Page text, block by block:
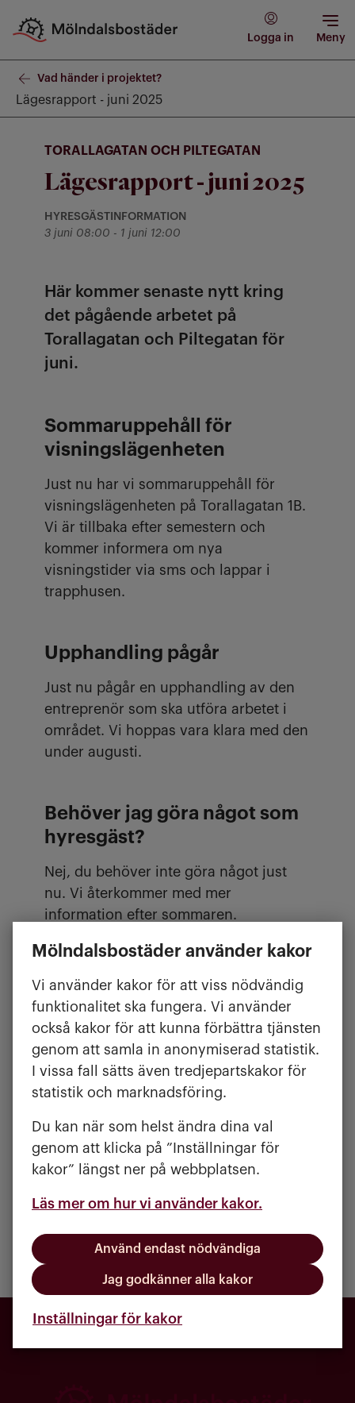
Mölndalsbostäder använder kakor
Vi använder kakor för att viss nödvändig
funktionalitet ska fungera. Vi använder
också kakor för att kunna förbättra tjänsten
genom att samla in anonymiserad statistik.
I vissa fall sätts även tredjepartskakor för
statistik och marknadsföring.
Du kan när som helst ändra dina val
genom att klicka på ”Inställningar för
kakor” längst ner på webbplatsen.
Läs mer om hur vi använder kakor.
Använd endast nödvändiga
Jag godkänner alla kakor
Inställningar för kakor
Logga in Meny
Vad händer i projektet?
Lägesrapport - juni 2025
TORALLAGATAN OCH PILTEGATAN
Lägesrapport - juni 2025
HYRESGÄSTINFORMATION
Kategori: Hyresgästinformation
3 juni 08:00 till
- 1 juni 12:00
Här kommer senaste nytt kring
det pågående arbetet på
Torallagatan och Piltegatan för
juni.
Sommaruppehåll för
visningslägenheten
Just nu har vi sommaruppehåll för
visningslägenheten på Torallagatan 1B.
Vi är tillbaka efter semestern och
kommer informera om nya
visningstider via sms och lappar i
trapphusen.
Upphandling pågår
Just nu pågår en upphandling av den
entreprenör som ska utföra arbetet i
området. Vi hoppas vara klara med den
under augusti.
Behöver jag göra något som
hyresgäst?
Nej, du behöver inte göra något just
nu. Vi återkommer med mer
information efter sommaren.
Pirkko Ryttersson
Ombyggnadssamordnare
projekt @molndalsbostader.se
Publicerad: